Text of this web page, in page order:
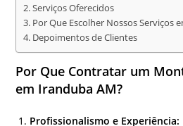
Serviços Oferecidos
Por Que Escolher Nossos Serviços
Depoimentos de Clientes
Por Que Contratar um
em Iranduba AM?
Profissionalismo e Experiência: